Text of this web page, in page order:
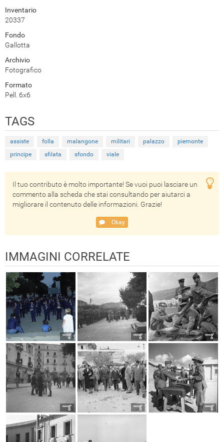
Inventario
20337
Fondo
Gallotta
Archivio
Fotografico
Formato
Pell. 6x6
TAGS
assiste folla malangone militari palazzo
piemonte
principe
sfilata sfondo viale
Il tuo contributo è molto importante! Se vuoi puoi lasciare un
commento alla scheda che stai consultando per aiutarci a
migliorare il contenuto delle informazioni. Grazie!
Okay
IMMAGINI CORRELATE